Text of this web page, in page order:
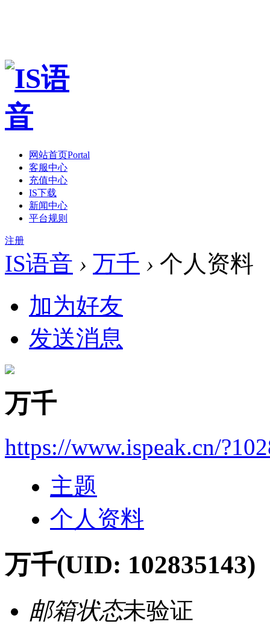
网站首页Portal
客服中心
充值中心
IS下载
新闻中心
平台规则
注册
IS语音 › 万千 › 个人资料
加为好友
发送消息
万千
https://www.ispeak.cn/
主题
个人资料
万千(UID: 102835143)
邮箱状态未验证